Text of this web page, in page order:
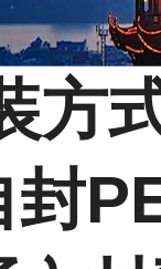
方
封